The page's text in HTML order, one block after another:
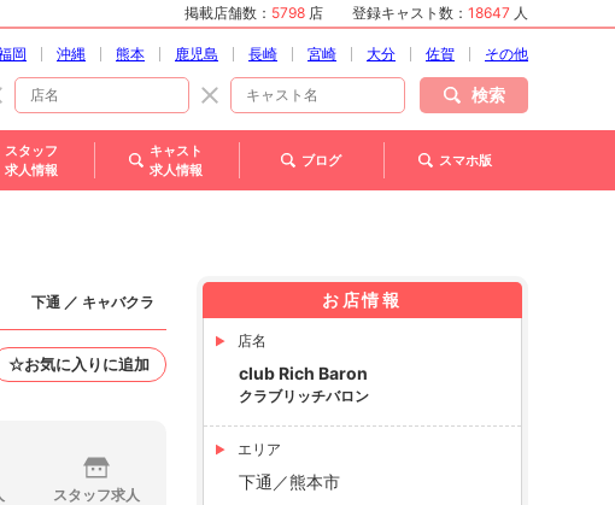
掲載店舗数： 5798 店 登録キャスト数： 18647 人
岡 沖縄 熊本 鹿児島 長崎 宮崎 大分 佐賀 その他
検索
スタッフ
求人情報
キャスト
求人情報
ブログ スマホ版
下通 ／ キャバクラ
☆お気に入りに追加
スタッフ求人
お店情報
店名
club Rich Baron
クラブリッチバロン
エリア
下通／熊本市